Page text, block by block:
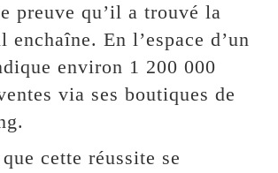
preuve qu’il a trouvé la
En l’espace d’un
environ 1 200 000
via ses boutiques de
cette réussite se